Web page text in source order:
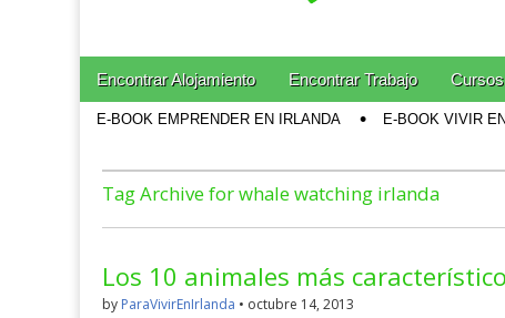
Main menu
Skip to content
Encontrar Alojamiento Encontrar Trabajo
E-BOOK EMPRENDER EN IRLANDA E-BOOK VIVIR
Tag Archive for whale watching irlanda
Los 10 animales más
by ParaVivirEnIrlanda • octubre 14, 2013